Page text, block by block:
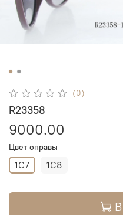
(0)
R23358
9000.00
Цвет оправы
1C7 1C8